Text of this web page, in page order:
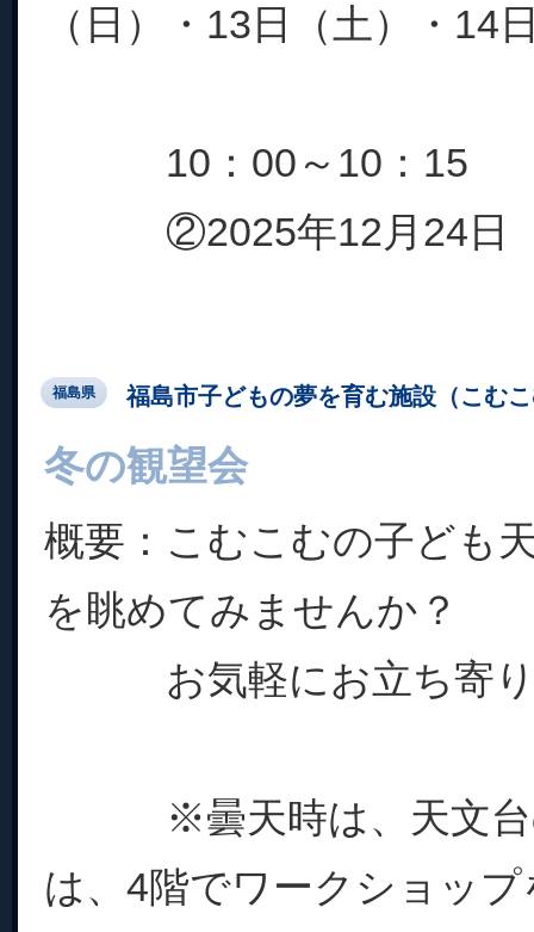
（日）・13日（土）
10：00～10：15
②2025年12月24日
福島県 福島市子どもの夢を育む施設（こむ
冬の観望会
概要：こむこむの子ども
を眺めてみません
お気軽にお立ち寄り
※曇天時は、天文台
は、4階でワークショッ